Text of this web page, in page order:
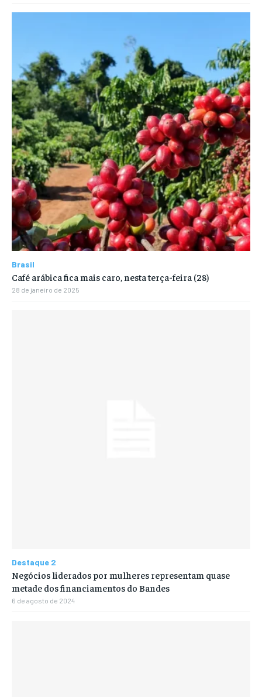
Brasil
Café arábica fica mais caro, nesta terça-feira (28)
28 de janeiro de 2025
Destaque 2
Negócios liderados por mulheres representam quase
metade dos financiamentos do Bandes
6 de agosto de 2024